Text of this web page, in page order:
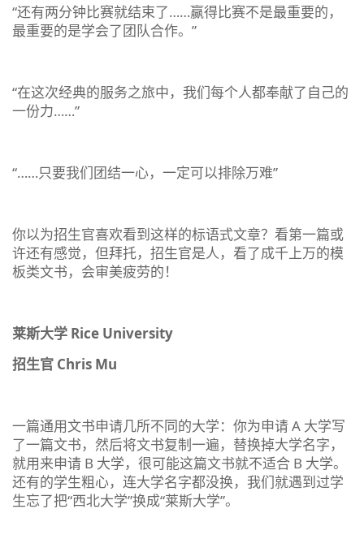
“还有两分钟比赛就结束了……赢得比赛不是最重要的，
最重要的是学会了团队合作。”
“在这次经典的服务之旅中，我们每个人都奉献了自己的
一份力……”
“……只要我们团结一心，一定可以排除万难”
你以为招生官喜欢看到这样的标语式文章？看第一篇或
许还有感觉，但拜托，招生官是人，看了成千上万的模
板类文书，会审美疲劳的！
莱斯大学 Rice University
招生官 Chris Mu
一篇通用文书申请几所不同的大学：你为申请 A 大学写
了一篇文书，然后将文书复制一遍，替换掉大学名字，
就用来申请 B 大学，很可能这篇文书就不适合 B 大学。
还有的学生粗心，连大学名字都没换，我们就遇到过学
生忘了把“西北大学”换成“莱斯大学”。